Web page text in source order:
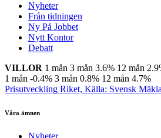
Nyheter
Från tidningen
Ny På Jobbet
Nytt Kontor
Debatt
VILLOR 1 mån 3 mån 3.6% 12 mån
1 mån -0.4% 3 mån 0.8% 12 mån 4.7%
Prisutveckling Riket, Källa: Svensk
Våra ämnen
Nyheter